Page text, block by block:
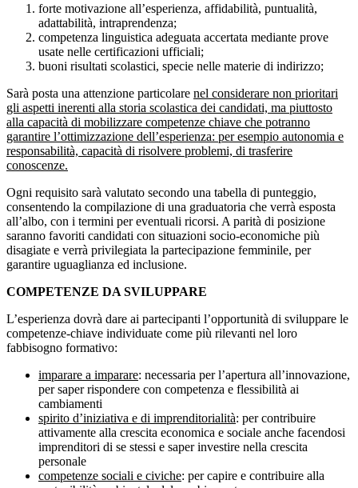
forte motivazione all’esperienza, affidabilità, puntualità,
adattabilità, intraprendenza;
competenza linguistica adeguata accertata mediante prove
usate nelle certificazioni ufficiali;
buoni risultati scolastici, specie nelle materie di indirizzo;
Sarà posta una attenzione particolare nel considerare non prioritari
gli aspetti inerenti alla storia scolastica dei candidati, ma piuttosto
alla capacità di mobilizzare competenze chiave che potranno
garantire l’ottimizzazione dell’esperienza: per esempio autonomia e
responsabilità, capacità di risolvere problemi, di trasferire
conoscenze.
Ogni requisito sarà valutato secondo una tabella di punteggio,
consentendo la compilazione di una graduatoria che verrà esposta
all’albo, con i termini per eventuali ricorsi. A parità di posizione
saranno favoriti candidati con situazioni socio-economiche più
disagiate e verrà privilegiata la partecipazione femminile, per
garantire uguaglianza ed inclusione.
COMPETENZE DA SVILUPPARE
L’esperienza dovrà dare ai partecipanti l’opportunità di sviluppare le
competenze-chiave individuate come più rilevanti nel loro
fabbisogno formativo:
imparare a imparare: necessaria per l’apertura all’innovazione,
per saper rispondere con competenza e flessibilità ai
cambiamenti
spirito d’iniziativa e di imprenditorialità: per contribuire
attivamente alla crescita economica e sociale anche facendosi
imprenditori di se stessi e saper investire nella crescita
personale
competenze sociali e civiche: per capire e contribuire alla